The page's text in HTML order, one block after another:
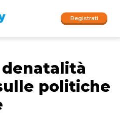
Registrati
politiche